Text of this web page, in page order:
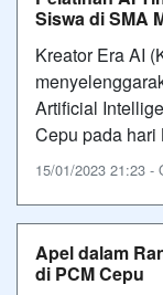
Siswa di SMA
Kreator Era AI
Artificial
Cepu pada hari
15/01/2023 21:23 -
Apel dalam
di PCM Cepu